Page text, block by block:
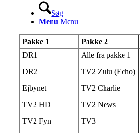
Søg
Menu Menu
Pakke 1 Pakke 2
DR1
DR2
Ejbynet
TV2 HD
TV2 Fyn
Alle fra pakke 1
TV2 Zulu (Echo)
TV2 Charlie
TV2 News
TV3